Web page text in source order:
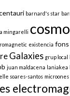
barnard's star
mingarelli
existencia fons
Galaxies grup local
juan maldacena laniakea
soares-santos microones